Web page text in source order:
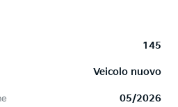
145
Veicolo nuovo
05/2026